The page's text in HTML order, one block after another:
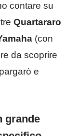
contare su
Quartararo
(con
da scoprire
e
grande